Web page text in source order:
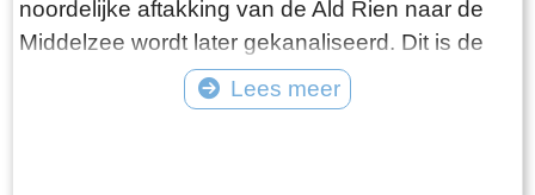
noordelijke aftakking van de Ald Rien naar de
Middelzee wordt later gekanaliseerd. Dit is de
Folsgaasteropvaart. Een kreek die hierop uit
komt, is de oude opvaart naar de boerderij. Bij
Lees meer